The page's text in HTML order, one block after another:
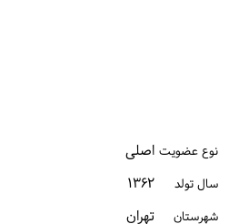
نوع عضویت اصلی
سال تولد ۱۳۶۲
شهرستان تهران